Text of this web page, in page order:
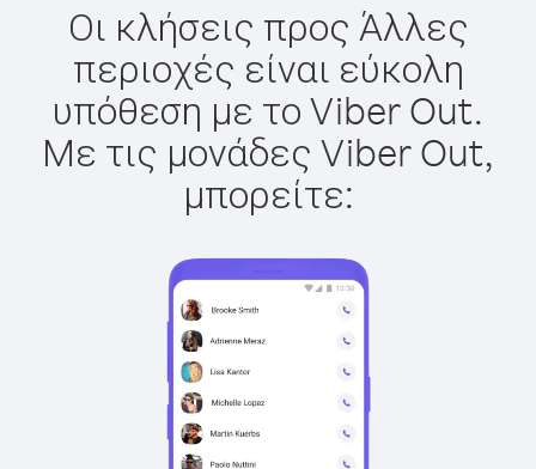
Οι κλήσεις προς Άλλες
περιοχές είναι εύκολη
υπόθεση με το Viber Out.
Με τις μονάδες Viber Out,
μπορείτε: